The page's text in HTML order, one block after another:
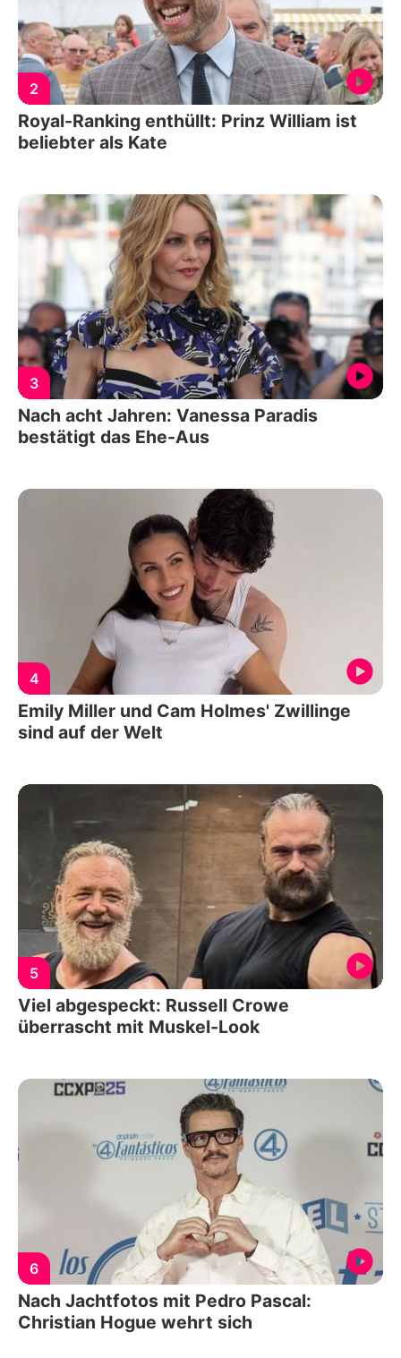
2
Royal-Ranking enthüllt: Prinz William ist
beliebter als Kate
3
Nach acht Jahren: Vanessa Paradis
bestätigt das Ehe-Aus
4
Emily Miller und Cam Holmes' Zwillinge
sind auf der Welt
5
Viel abgespeckt: Russell Crowe
überrascht mit Muskel-Look
6
Nach Jachtfotos mit Pedro Pascal:
Christian Hogue wehrt sich